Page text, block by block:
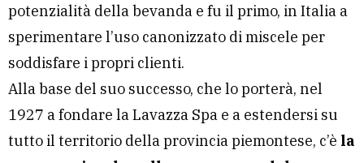
potenzialità della bevanda e fu il primo, in Italia a
sperimentare l’uso canonizzato di miscele per
soddisfare i propri clienti.
Alla base del suo successo, che lo porterà, nel
1927 a fondare la Lavazza Spa e a estendersi su
tutto il territorio della provincia piemontese, c’è la